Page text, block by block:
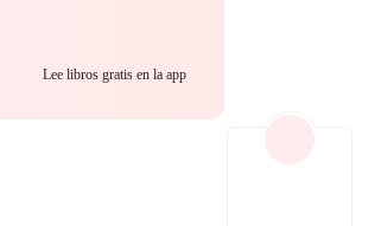
Lee libros gratis en la app